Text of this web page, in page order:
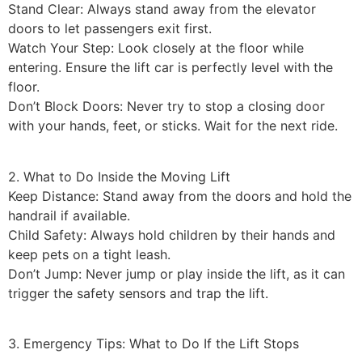
​Stand Clear: Always stand away from the elevator
doors to let passengers exit first.
​Watch Your Step: Look closely at the floor while
entering. Ensure the lift car is perfectly level with the
floor.
​Don’t Block Doors: Never try to stop a closing door
with your hands, feet, or sticks. Wait for the next ride.
​2. What to Do Inside the Moving Lift
​Keep Distance: Stand away from the doors and hold the
handrail if available.
​Child Safety: Always hold children by their hands and
keep pets on a tight leash.
​Don’t Jump: Never jump or play inside the lift, as it can
trigger the safety sensors and trap the lift.
​3. Emergency Tips: What to Do If the Lift Stops